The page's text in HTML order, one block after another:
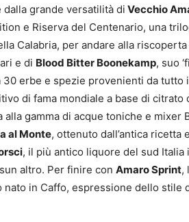
dalla grande versatilità di Vecchio
e Riserva del Centenario, una
Calabria, per andare alla riscoperta
e di Blood Bitter Boonekamp, suo
30 erbe e spezie provenienti da tutto
di fama mondiale a base di citrato
gamma di acque toniche e mixer
al Monte, ottenuto dall’antica ricetta
, il più antico liquore del sud
altro. Per finire con Amaro Sprint,
nato in Caffo, espressione dello stile